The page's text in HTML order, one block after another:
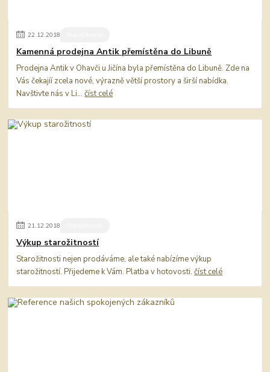
22.12.2018
Kamenná prodejna Antik přemístěna do Libuně
Prodejna Antik v Ohavči u Jičína byla přemístěna do Libuně. Zde na
Vás čekajíí zcela nové, výrazně větší prostory a širší nabídka.
Navštivte nás v Li...číst celé
21.12.2018
Výkup starožitností
Starožitnosti nejen prodáváme, ale také nabízíme výkup
starožitností. Přijedeme k Vám. Platba v hotovosti.číst celé